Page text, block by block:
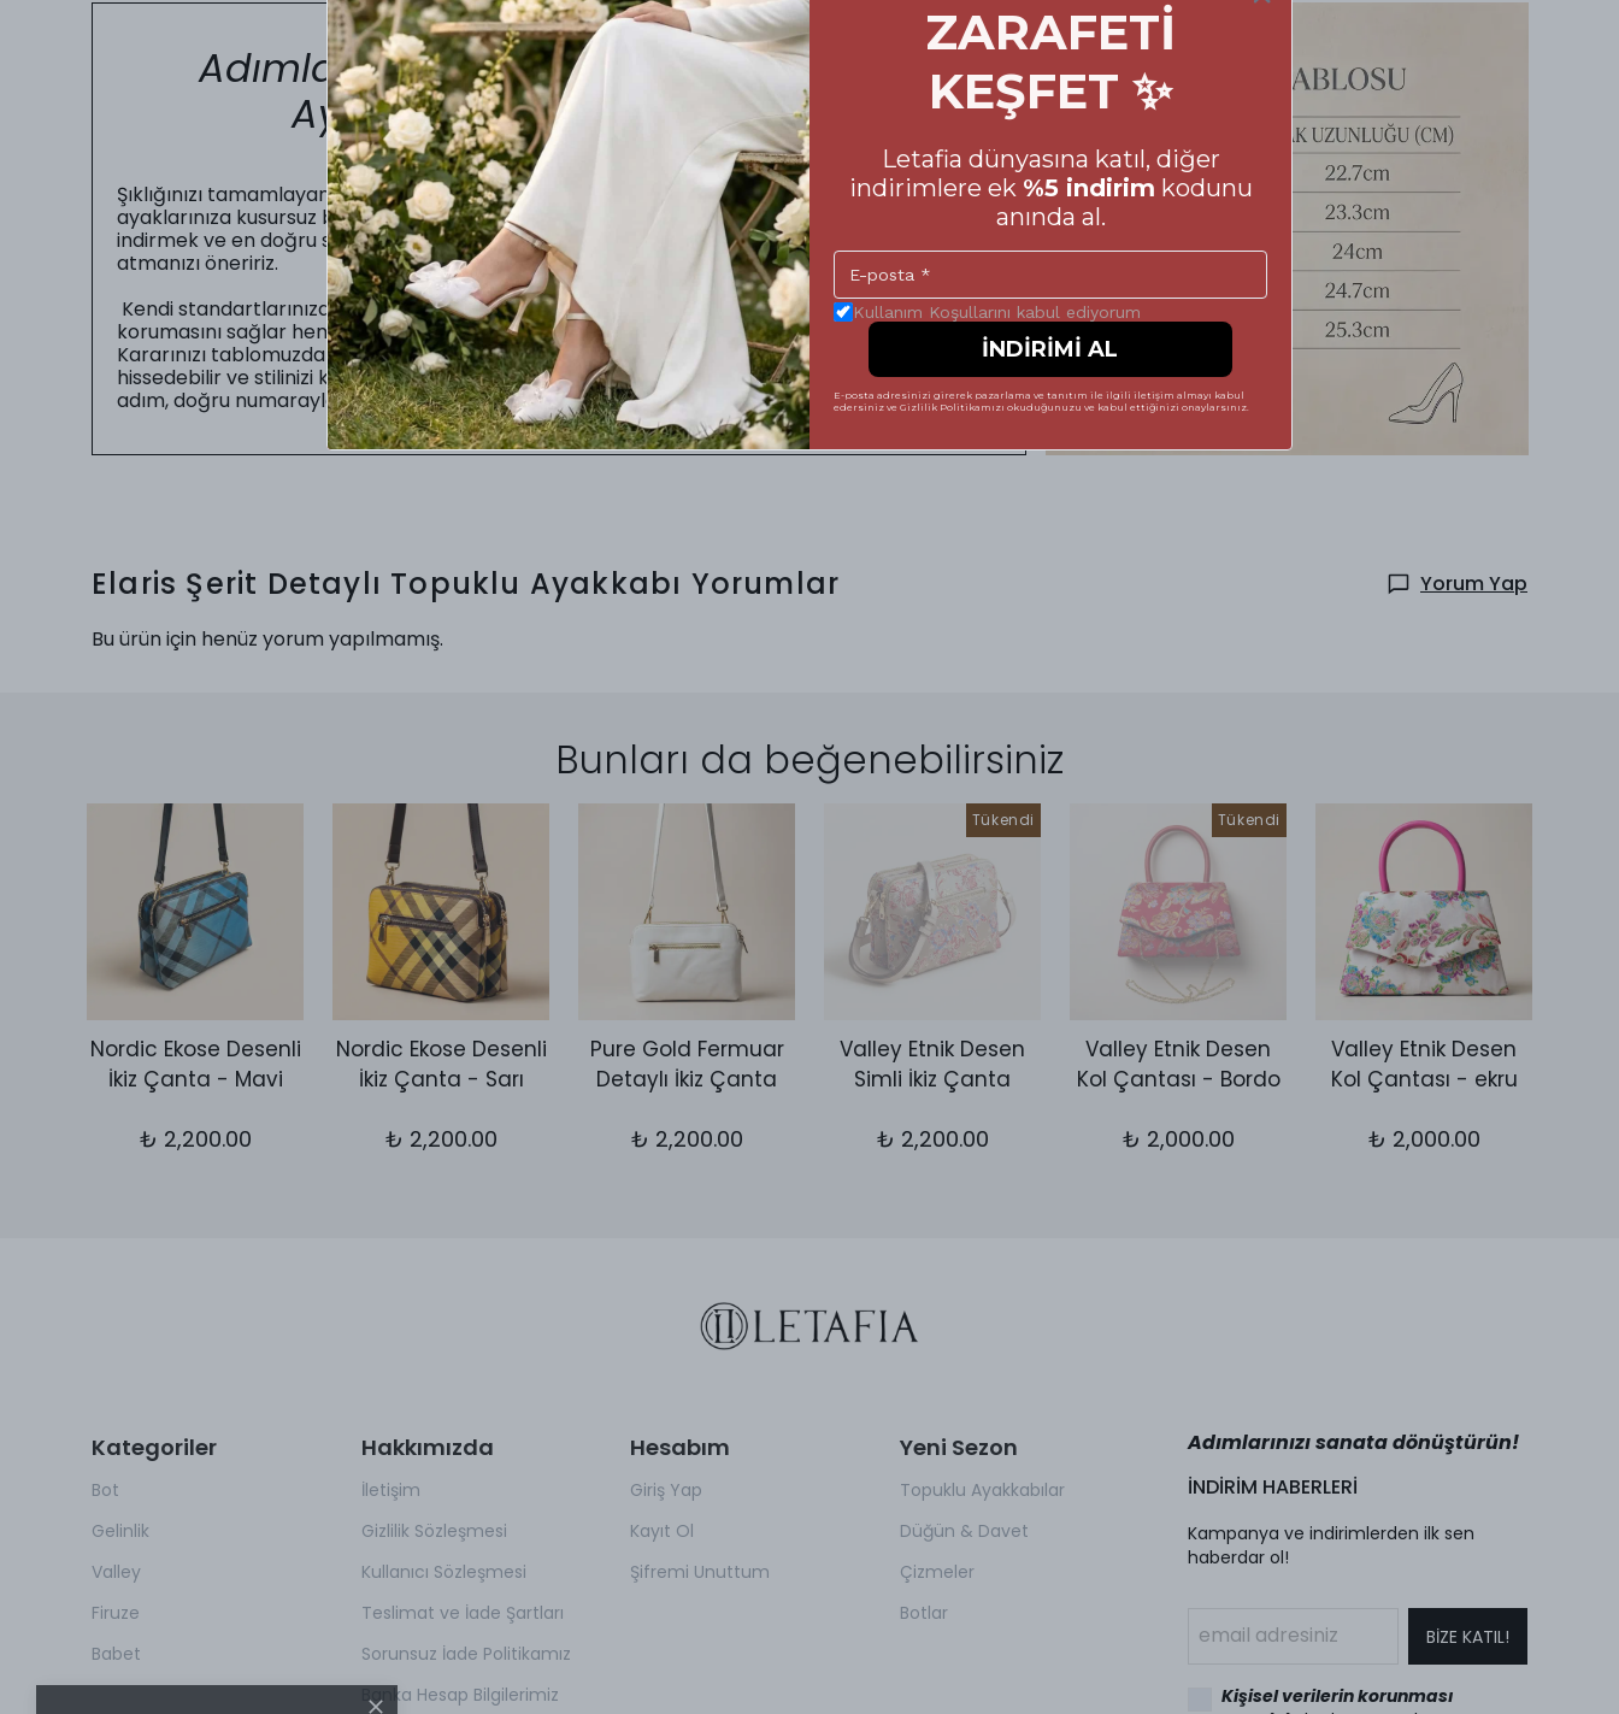
Adımlarınızda Kusursuz Konfor: Doğru
Ayakkabı Numarası Rehberi
Şıklığınızı tamamlayan en önemli unsur, gün boyu size eşlik eden ayakkabılarınızın
ayaklarınıza kusursuz bir şekilde oturmasıdır. Alışveriş sürecinizde yanılma payını en aza
indirmek ve en doğru seçimi yapabilmeniz için hazırladığımız beden tablosuna mutlaka göz
atmanızı öneririz.
Kendi standartlarınıza uygun numarayı seçmek, hem ayakkabının formunu uzun süre
korumasını sağlar hem de sizin gün boyu zahmetsiz bir şıklık sergilemenize yardımcı olur.
Kararınızı tablomuzdaki ölçüler doğrultusunda vererek, Letafia kalitesini her adımda
hissedebilir ve stilinizi kusursuz bir uyumla tamamlayabilirsiniz. Unutmayın; mükemmel bir
adım, doğru numarayla başlar.
Elaris Şerit Detaylı Topuklu Ayakkabı Yorumlar
Yorum Yap
Bu ürün için henüz yorum yapılmamış.
Bunları da beğenebilirsiniz
Nordic Ekose Desenli
İkiz Çanta - Mavi
₺ 2,200.00
Nordic Ekose Desenli
İkiz Çanta - Sarı
₺ 2,200.00
Pure Gold Fermuar
Detaylı İkiz Çanta
₺ 2,200.00
Tükendi
Valley Etnik Desen
Simli İkiz Çanta
₺ 2,200.00
Tükendi
Valley Etnik Desen
Kol Çantası - Bordo
₺ 2,000.00
Valley Etnik Desen
Kol Çantası - ekru
₺ 2,000.00
Kategoriler
Bot
Gelinlik
Valley
Firuze
Babet
Hakkımızda
İletişim
Gizlilik Sözleşmesi
Kullanıcı Sözleşmesi
Teslimat ve İade Şartları
Sorunsuz İade Politikamız
Banka Hesap Bilgilerimiz
Hesabım
Giriş Yap
Kayıt Ol
Şifremi Unuttum
Yeni Sezon
Topuklu Ayakkabılar
Düğün & Davet
Çizmeler
Botlar
Adımlarınızı sanata dönüştürün!
İNDİRİM HABERLERİ
Kampanya ve indirimlerden ilk sen
haberdar ol!
BİZE KATIL!
Kişisel verilerin korunması
ZARAFETİ
KEŞFET ✨
Letafia dünyasına katıl, diğer
indirimlere ek %5 indirim kodunu
anında al.
Kullanım Koşullarını kabul ediyorum
İNDİRİMİ AL
E-posta adresinizi girerek pazarlama ve tanıtım ile ilgili iletişim almayı kabul
edersiniz ve Gizlilik Politikamızı okuduğunuzu ve kabul ettiğinizi onaylarsınız.